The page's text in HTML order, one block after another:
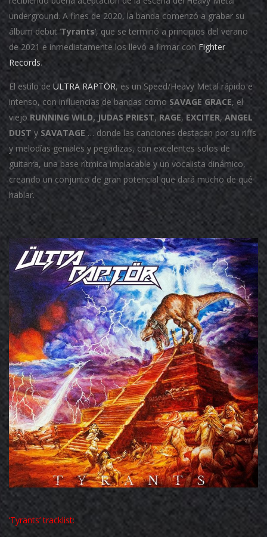
underground. A fines de 2020, la banda comenzó a grabar su
álbum debut ‘Tyrants‘, que se terminó a principios del verano
de 2021 e inmediatamente los llevó a firmar con Fighter
Records.
El estilo de ÜLTRA RAPTÖR, es un Speed/Heavy Metal rápido e
intenso, con influencias de bandas como SAVAGE GRACE, el
viejo RUNNING WILD, JUDAS PRIEST, RAGE, EXCITER, ANGEL
DUST y SAVATAGE … donde las canciones destacan por su riffs
y melodías geniales y pegadizas, con excelentes solos de
guitarra, una base rítmica implacable y un vocalista dinámico,
creando un conjunto de gran potencial que dará mucho de qué
hablar.
‘Tyrants’ tracklist: